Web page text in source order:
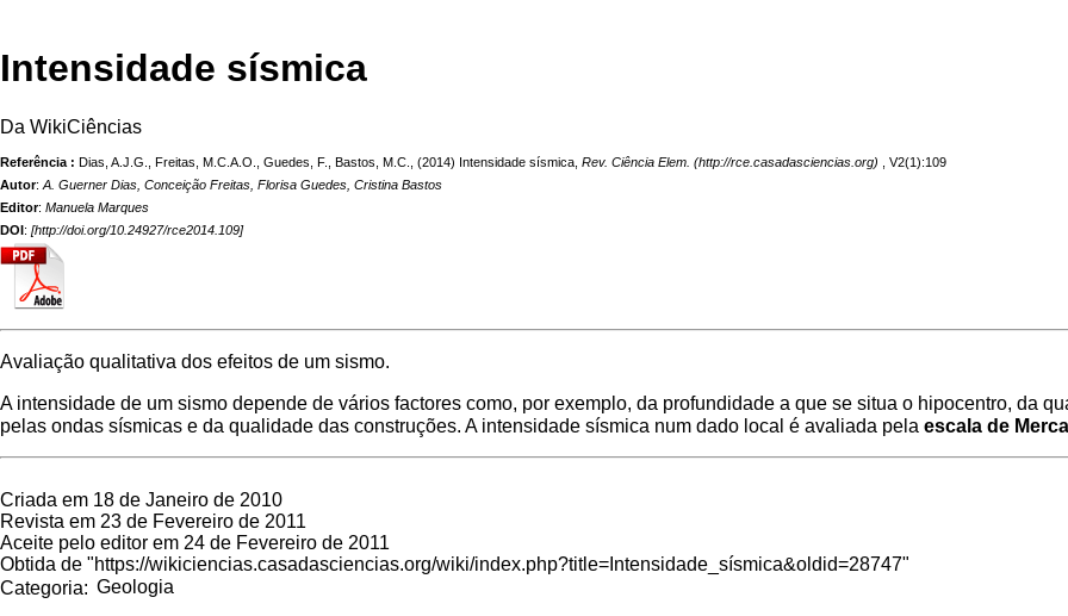
Intensidade sísmica
Da WikiCiências
Referência : Dias, A.J.G., Freitas, M.C.A.O., Guedes, F., Bastos, M.C., (2014) Intensidade sísmica, Rev. Ciência Elem.
, V2(1):109
Autor: A. Guerner Dias, Conceição Freitas, Florisa Guedes, Cristina Bastos
Editor: Manuela Marques
DOI: [http://doi.org/10.24927/rce2014.109]
Avaliação qualitativa dos efeitos de um sismo.
A intensidade de um sismo depende de vários factores como, por exemplo, da profundidade a que se situa o hipocentro, da
pelas ondas sísmicas e da qualidade das construções. A intensidade sísmica num dado local é avaliada pela escala de
Criada em 18 de Janeiro de 2010
Revista em 23 de Fevereiro de 2011
Aceite pelo editor em 24 de Fevereiro de 2011
Obtida de "https://wikiciencias.casadasciencias.org/wiki/index.php?title=Intensidade_sísmica&oldid=28747"
Categoria: Geologia